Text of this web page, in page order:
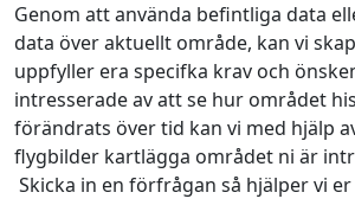
Genom att använda befintliga data
data över aktuellt område, kan vi
uppfyller era specifka krav och
intresserade av att se hur området
förändrats över tid kan vi med hjälp
flygbilder kartlägga området ni är
Skicka in en förfrågan så hjälper vi